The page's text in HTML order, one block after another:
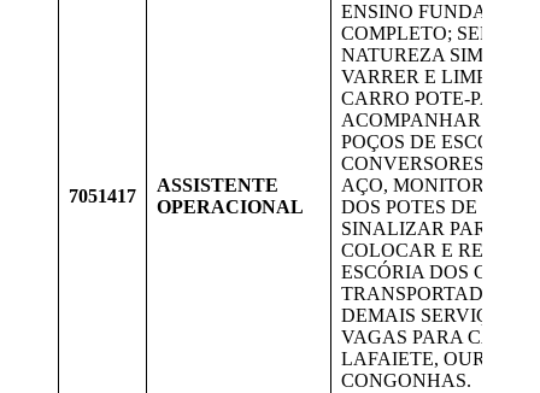
7051417
ASSISTENTE
OPERACIONAL
ENSINO
COMPLETO;
NATUREZA SIMPLES
VARRER E LIMPAR O
CARRO POTE-
ACOMPANHAR A
POÇOS DE ESCÓRIA
CONVERSORES DE
AÇO, MONITORAR A
DOS POTES DE
SINALIZAR PARA
COLOCAR E
ESCÓRIA DOS
DEMAIS SERVIÇOS
VAGAS PARA
LAFAIETE, OURO
CONGONHAS.